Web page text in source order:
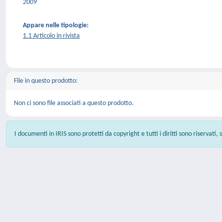
2009
Appare nelle tipologie:
1.1 Articolo in rivista
File in questo prodotto:
Non ci sono file associati a questo prodotto.
I documenti in IRIS sono protetti da copyright e tutti i diritti sono riservati,